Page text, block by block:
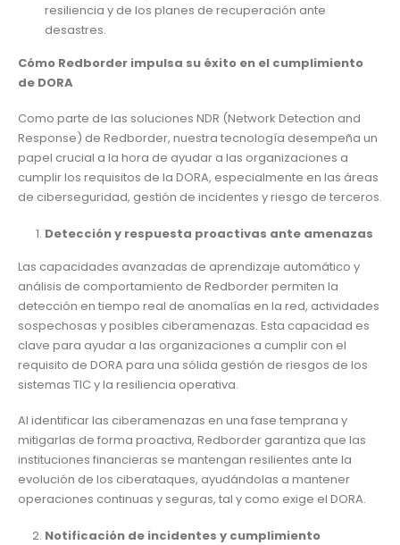
resiliencia y de los planes de recuperación ante
desastres.
Cómo Redborder impulsa su éxito en el cumplimiento
de DORA
Como parte de las soluciones NDR (Network Detection and
Response) de Redborder, nuestra tecnología desempeña un
papel crucial a la hora de ayudar a las organizaciones a
cumplir los requisitos de la DORA, especialmente en las áreas
de ciberseguridad, gestión de incidentes y riesgo de terceros.
Detección y respuesta proactivas ante amenazas
Las capacidades avanzadas de aprendizaje automático y
análisis de comportamiento de Redborder permiten la
detección en tiempo real de anomalías en la red, actividades
sospechosas y posibles ciberamenazas. Esta capacidad es
clave para ayudar a las organizaciones a cumplir con el
requisito de DORA para una sólida gestión de riesgos de los
sistemas TIC y la resiliencia operativa.
Al identificar las ciberamenazas en una fase temprana y
mitigarlas de forma proactiva, Redborder garantiza que las
instituciones financieras se mantengan resilientes ante la
evolución de los ciberataques, ayudándolas a mantener
operaciones continuas y seguras, tal y como exige el DORA.
Notificación de incidentes y cumplimiento